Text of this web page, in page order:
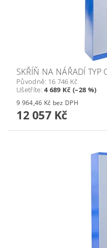
SKŘÍŇ NA NÁŘADÍ TYP
Původně: 16 746 Kč
Ušetříte:4 689 Kč (–28 %)
9 964,46 Kč bez DPH
12 057 Kč